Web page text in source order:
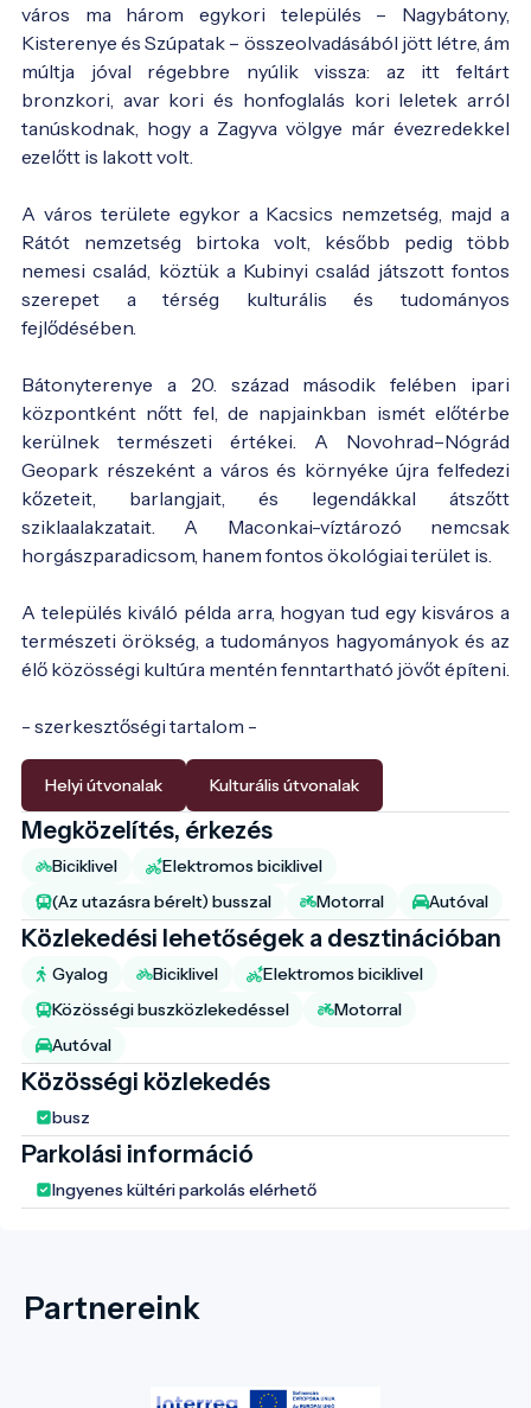
város ma három egykori település – Nagybátony,
Kisterenye és Szúpatak – összeolvadásából jött létre, ám
múltja jóval régebbre nyúlik vissza: az itt feltárt
bronzkori, avar kori és honfoglalás kori leletek arról
tanúskodnak, hogy a Zagyva völgye már évezredekkel
ezelőtt is lakott volt.
A város területe egykor a Kacsics nemzetség, majd a
Rátót nemzetség birtoka volt, később pedig több
nemesi család, köztük a Kubinyi család játszott fontos
szerepet a térség kulturális és tudományos
fejlődésében.
Bátonyterenye a 20. század második felében ipari
központként nőtt fel, de napjainkban ismét előtérbe
kerülnek természeti értékei. A Novohrad–Nógrád
Geopark részeként a város és környéke újra felfedezi
kőzeteit, barlangjait, és legendákkal átszőtt
sziklaalakzatait. A Maconkai-víztározó nemcsak
horgászparadicsom, hanem fontos ökológiai terület is.
A település kiváló példa arra, hogyan tud egy kisváros a
természeti örökség, a tudományos hagyományok és az
élő közösségi kultúra mentén fenntartható jövőt építeni.
- szerkesztőségi tartalom -
Helyi útvonalak Kulturális útvonalak
Megközelítés, érkezés
Biciklivel
Elektromos biciklivel
(Az utazásra bérelt) busszal
Motorral Autóval
Közlekedési lehetőségek a desztinációban
Gyalog Biciklivel
Elektromos biciklivel
Közösségi buszközlekedéssel
Motorral
Autóval
Közösségi közlekedés
busz
Parkolási információ
Ingyenes kültéri parkolás elérhető
Partnereink